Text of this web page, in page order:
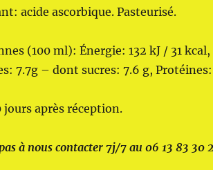
acide ascorbique. Pasteurisé.
(100 ml): Énergie: 132 kJ / 31
7.7g – dont sucres: 7.6 g,
jours après réception.
à nous contacter 7j/7 au 06 13 83 30